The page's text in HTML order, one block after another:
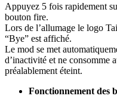
Appuyez 5 fois rapidement
bouton fire.
Lors de l’allumage le logo
“Bye” est affiché.
Le mod se met
d’inactivité et ne consomme
préalablement éteint.
Fonctionnement des